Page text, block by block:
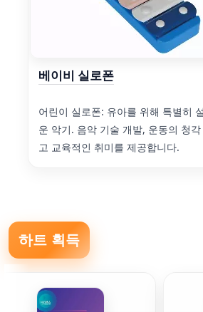
베이비 실로폰
어린이 실로폰: 유아를 위해 특별히
운 악기. 음악 기술 개발, 운동의 청
고 교육적인 취미를 제공합니다.
하트 획득